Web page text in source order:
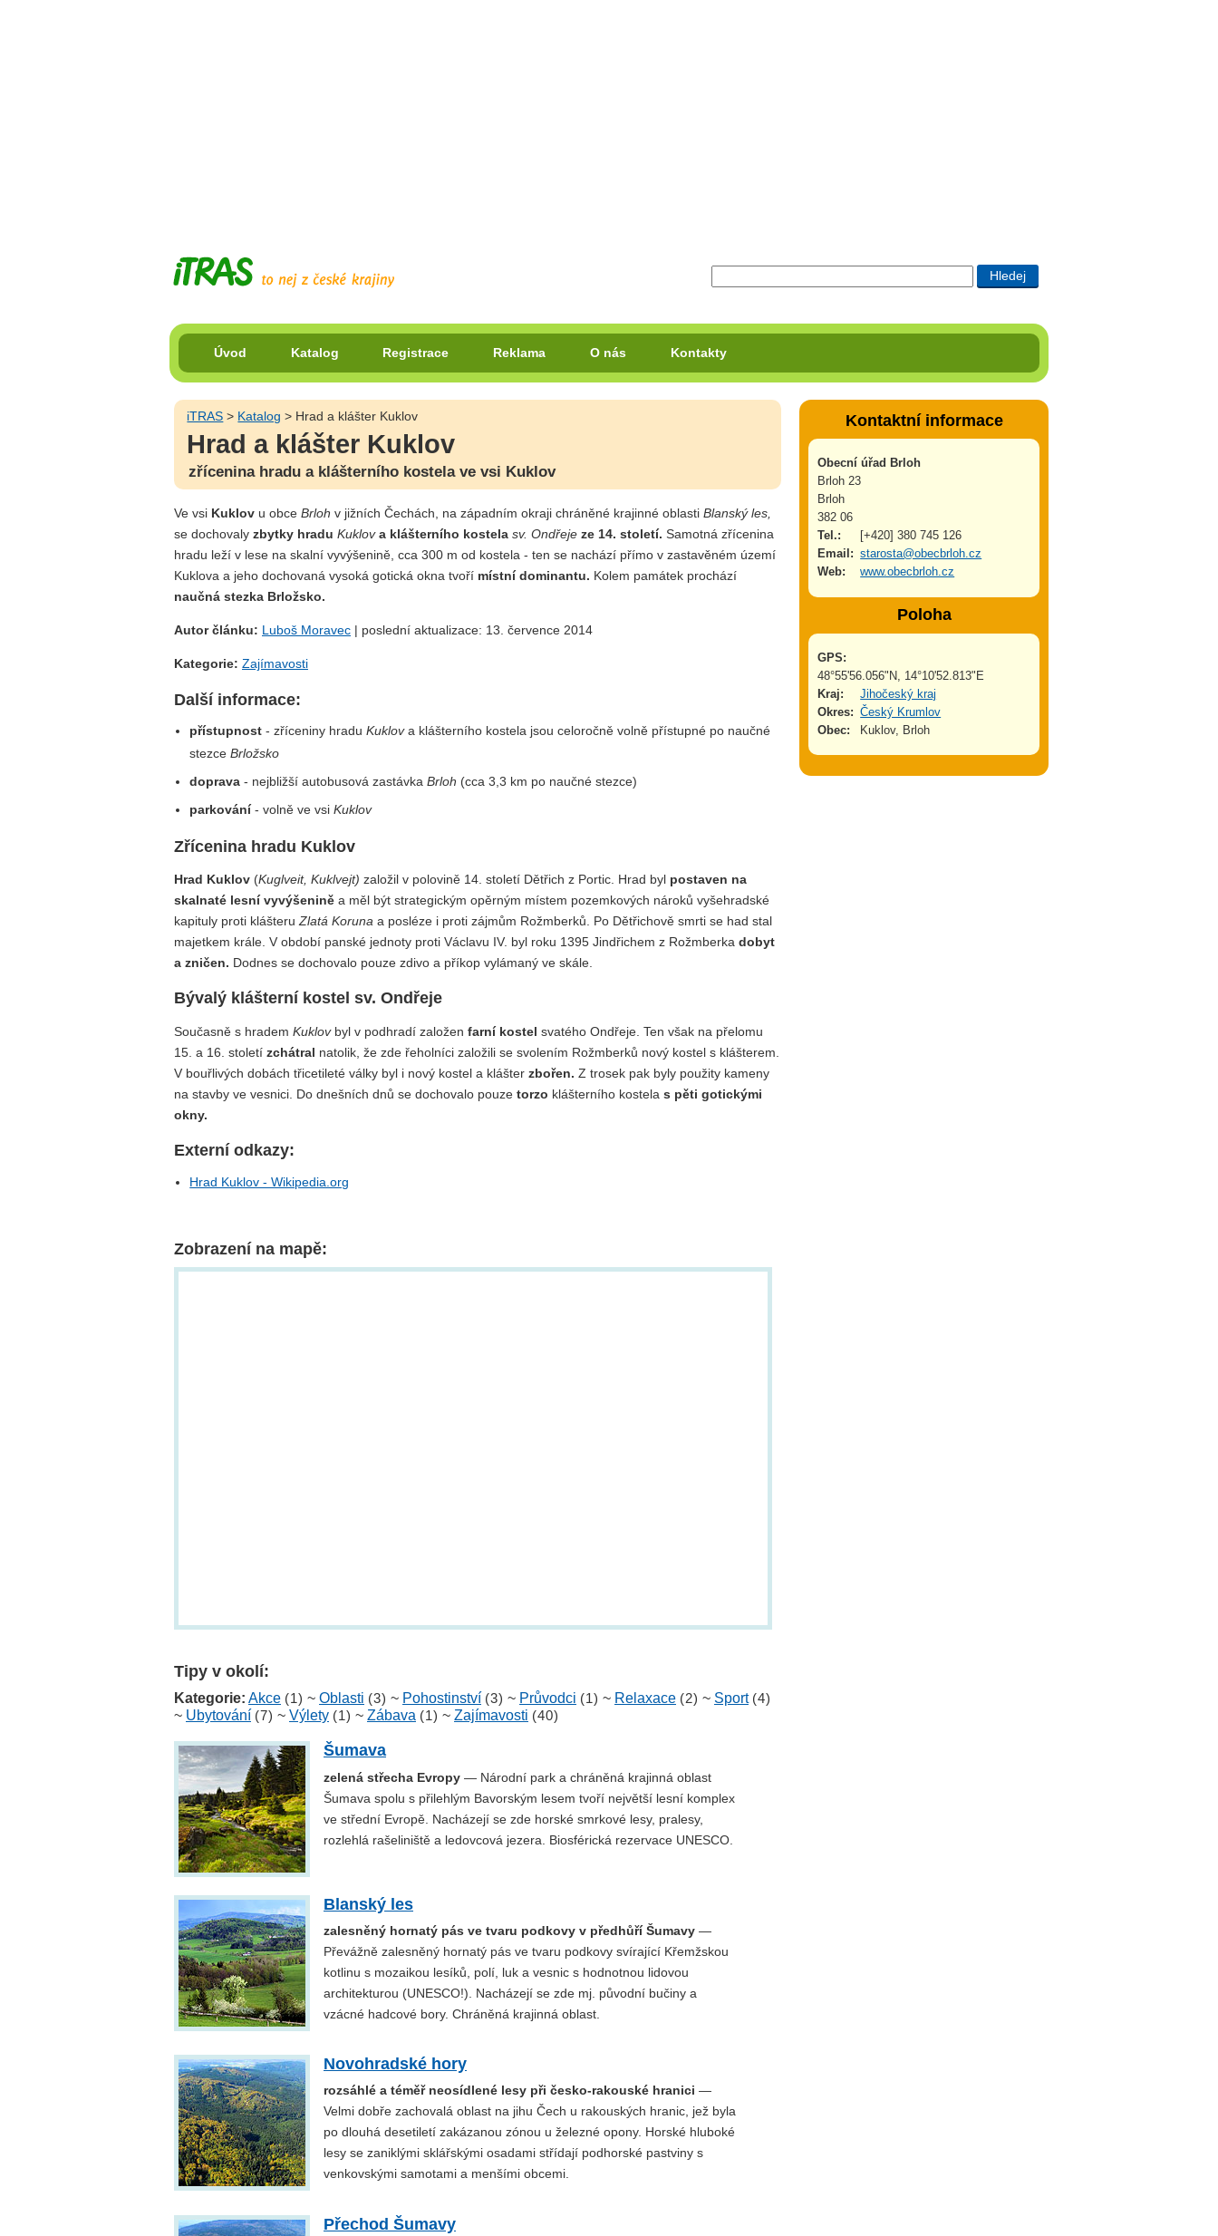
Úvod Katalog Registrace Reklama O nás Kontakty
iTRAS > Katalog > Hrad a klášter Kuklov
Hrad a klášter Kuklov
zřícenina hradu a klášterního kostela ve vsi Kuklov
Ve vsi Kuklov u obce Brloh v jižních Čechách, na západním okraji chráněné krajinné oblasti Blanský les,
se dochovaly zbytky hradu Kuklov a klášterního kostela sv. Ondřeje ze 14. století. Samotná zřícenina
hradu leží v lese na skalní vyvýšenině, cca 300 m od kostela - ten se nachází přímo v zastavěném území
Kuklova a jeho dochovaná vysoká gotická okna tvoří místní dominantu. Kolem památek prochází
naučná stezka Brložsko.
Autor článku: Luboš Moravec | poslední aktualizace: 13. července 2014
Kategorie: Zajímavosti
Další informace:
přístupnost - zříceniny hraduKuklova klášterního kostela jsou celoročně volně přístupné po naučné
stezceBrložsko
doprava - nejbližší autobusová zastávkaBrloh (cca 3,3 km po naučné stezce)
parkování- volně ve vsiKuklov
Zřícenina hradu Kuklov
Hrad Kuklov (Kuglveit, Kuklvejt) založil v polovině 14. století Dětřich z Portic. Hrad byl postaven na
skalnaté lesní vyvýšenině a měl být strategickým opěrným místem pozemkových nároků vyšehradské
kapituly proti klášteru Zlatá Koruna a posléze i proti zájmům Rožmberků. Po Dětřichově smrti se had stal
majetkem krále. V období panské jednoty proti Václavu IV. byl roku 1395 Jindřichem z Rožmberka dobyt
a zničen. Dodnes se dochovalo pouze zdivo a příkop vylámaný ve skále.
Bývalý klášterní kostel sv. Ondřeje
Současně s hradem Kuklovbyl v podhradí založen farní kostel svatého Ondřeje. Ten však na přelomu
15. a 16. století zchátral natolik, že zde řeholníci založili se svolením Rožmberků nový kostel s klášterem.
V bouřlivých dobách třicetileté války byl i nový kostel a klášter zbořen. Z trosek pak byly použity kameny
na stavby ve vesnici. Do dnešních dnů se dochovalo pouze torzo klášterního kostela s pěti gotickými
okny.
Externí odkazy:
Hrad Kuklov - Wikipedia.org
Zobrazení na mapě:
Tipy v okolí:
Kategorie: Akce (1) ~ Oblasti (3) ~ Pohostinství (3) ~ Průvodci (1) ~ Relaxace (2) ~ Sport (4)
~ Ubytování (7) ~ Výlety (1) ~ Zábava (1) ~ Zajímavosti (40)
Šumava
zelená střecha Evropy — Národní park a chráněná krajinná oblast
Šumava spolu s přilehlým Bavorským lesem tvoří největší lesní komplex
ve střední Evropě. Nacházejí se zde horské smrkové lesy, pralesy,
rozlehlá rašeliniště a ledovcová jezera. Biosférická rezervace UNESCO.
Blanský les
zalesněný hornatý pás ve tvaru podkovy v předhůří Šumavy —
Převážně zalesněný hornatý pás ve tvaru podkovy svírající Křemžskou
kotlinu s mozaikou lesíků, polí, luk a vesnic s hodnotnou lidovou
architekturou (UNESCO!). Nacházejí se zde mj. původní bučiny a
vzácné hadcové bory. Chráněná krajinná oblast.
Novohradské hory
rozsáhlé a téměř neosídlené lesy při česko-rakouské hranici —
Velmi dobře zachovalá oblast na jihu Čech u rakouských hranic, jež byla
po dlouhá desetiletí zakázanou zónou u železné opony. Horské hluboké
lesy se zaniklými sklářskými osadami střídají podhorské pastviny s
venkovskými samotami a menšími obcemi.
Přechod Šumavy
Kontaktní informace
Obecní úřad Brloh
Brloh 23
Brloh
382 06
Tel.:
[+420] 380 745 126
Email: starosta@obecbrloh.cz
Web:
www.obecbrloh.cz
Poloha
GPS:
48°55'56.056"N, 14°10'52.813"E
Kraj:
Jihočeský kraj
Okres: Český Krumlov
Obec:
Kuklov, Brloh